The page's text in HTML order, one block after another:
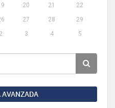
20 21
22
27 28
29
2 3 4 5
AVANZADA